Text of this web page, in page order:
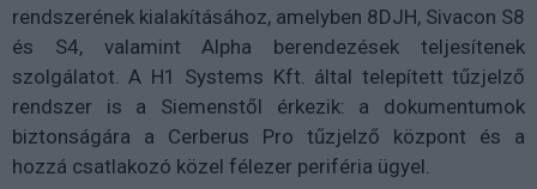
rendszerének kialakításához, amelyben 8DJH, Sivacon S8
és S4, valamint Alpha berendezések teljesítenek
szolgálatot. A H1 Systems Kft. által telepített tűzjelző
rendszer is a Siemenstől érkezik: a dokumentumok
biztonságára a Cerberus Pro tűzjelző központ és a
hozzá csatlakozó közel félezer periféria ügyel.